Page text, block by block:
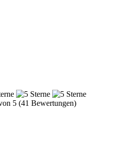
5 (41 Bewertungen)